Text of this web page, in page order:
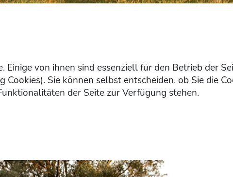
von ihnen sind essenziell für den Betrieb der
Sie können selbst entscheiden, ob Sie die
der Seite zur Verfügung stehen.